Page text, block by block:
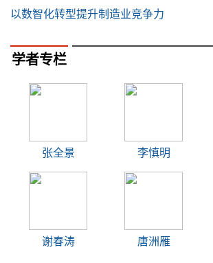
以数智化转型提升制造业竞争力
学者专栏
张全景 李慎明
谢春涛 唐洲雁